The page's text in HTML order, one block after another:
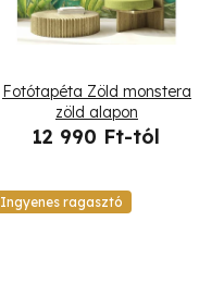
Fotótapéta Zöld monstera
zöld alapon
12 990 Ft-tól
Ingyenes ragasztó